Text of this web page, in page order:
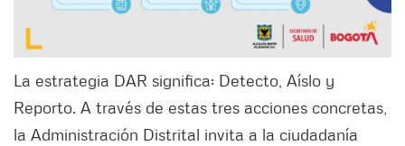
La estrategia DAR significa: Detecto, Aíslo y
Reporto. A través de estas tres acciones concretas,
la Administración Distrital invita a la ciudadanía